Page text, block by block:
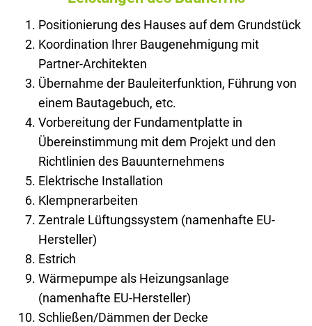
Positionierung des Hauses auf dem Grundstück
Koordination Ihrer Baugenehmigung mit
Partner-Architekten
Übernahme der Bauleiterfunktion, Führung von
einem Bautagebuch, etc.
Vorbereitung der Fundamentplatte in
Übereinstimmung mit dem Projekt und den
Richtlinien des Bauunternehmens
Elektrische Installation
Klempnerarbeiten
Zentrale Lüftungssystem (namenhafte EU-
Hersteller)
Estrich
Wärmepumpe als Heizungsanlage
(namenhafte EU-Hersteller)
Schließen/Dämmen der Decke